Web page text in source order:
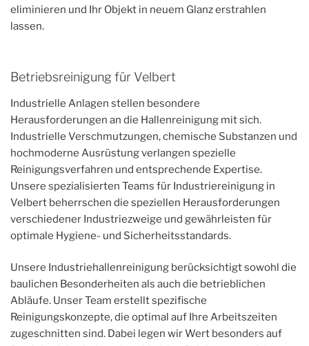
eliminieren und Ihr Objekt in neuem Glanz erstrahlen
lassen.
Betriebsreinigung für Velbert
Industrielle Anlagen stellen besondere
Herausforderungen an die Hallenreinigung mit sich.
Industrielle Verschmutzungen, chemische Substanzen und
hochmoderne Ausrüstung verlangen spezielle
Reinigungsverfahren und entsprechende Expertise.
Unsere spezialisierten Teams für Industriereinigung in
Velbert beherrschen die speziellen Herausforderungen
verschiedener Industriezweige und gewährleisten für
optimale Hygiene- und Sicherheitsstandards.
Unsere Industriehallenreinigung berücksichtigt sowohl die
baulichen Besonderheiten als auch die betrieblichen
Abläufe. Unser Team erstellt spezifische
Reinigungskonzepte, die optimal auf Ihre Arbeitszeiten
zugeschnitten sind. Dabei legen wir Wert besonders auf